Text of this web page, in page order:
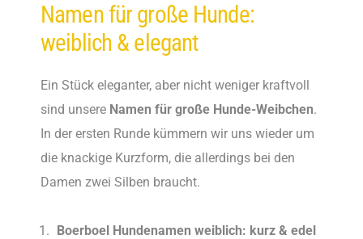
Namen für große Hunde:
weiblich & elegant
Ein Stück eleganter, aber nicht weniger kraftvoll
sind unsere Namen für große Hunde-Weibchen.
In der ersten Runde kümmern wir uns wieder um
die knackige Kurzform, die allerdings bei den
Damen zwei Silben braucht.
Boerboel Hundenamen weiblich: kurz & edel